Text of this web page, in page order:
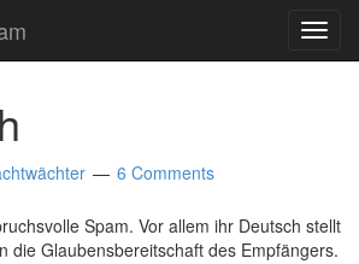
6 Comments
Spam. Vor allem ihr Deutsch stellt
die Glaubensbereitschaft des Empfängers.